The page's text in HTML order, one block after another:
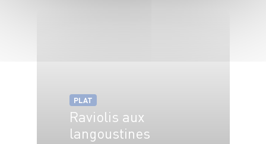
PLAT
Raviolis aux
langoustines